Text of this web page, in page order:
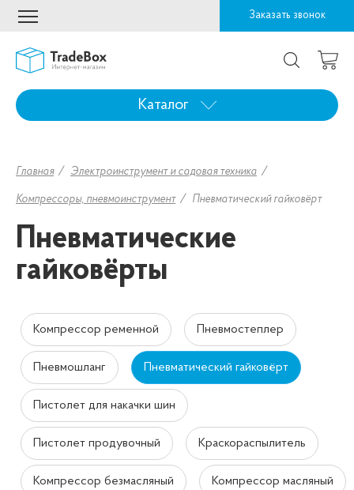
Заказать звонок
Каталог
Главная Электроинструмент и садовая техника
Компрессоры, пневмоинструмент Пневматический гайковёрт
Пневматические
гайковёрты
Компрессор ременной Пневмостеплер
Пневмошланг Пневматический гайковёрт
Пистолет для накачки шин
Пистолет продувочный Краскораспылитель
Компрессор безмасляный Компрессор масляный